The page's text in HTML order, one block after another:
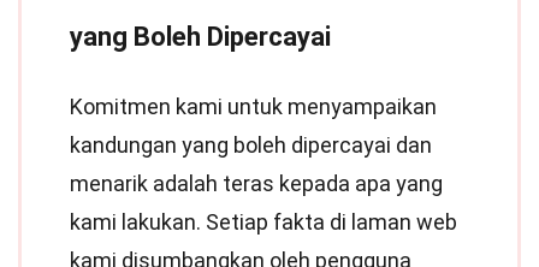
yang Boleh Dipercayai
Komitmen kami untuk menyampaikan
kandungan yang boleh dipercayai dan
menarik adalah teras kepada apa yang
kami lakukan. Setiap fakta di laman web
kami disumbangkan oleh pengguna